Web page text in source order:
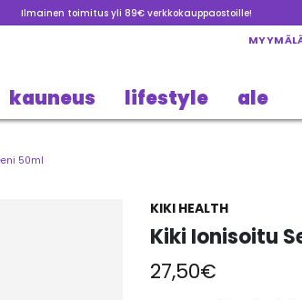
Ilmainen toimitus yli 89€ verkkokauppaostoille!
kauneus lifestyle ale
50ml
KIKI HEALTH
Kiki Ionisoitu
27,50€